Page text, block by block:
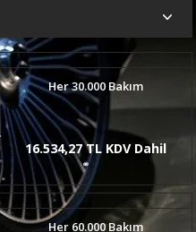
Her 30.000 Bakım
16.534,27 TL KDV Dahil
Her 60.000 Bakım